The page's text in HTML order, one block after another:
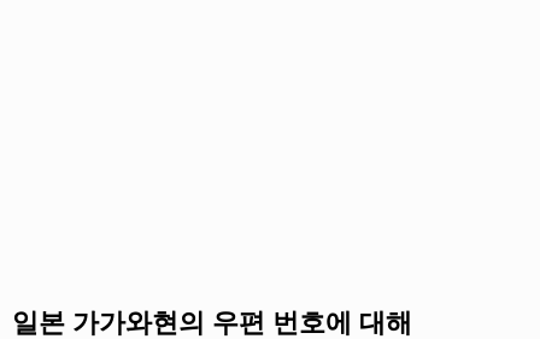
일본 가가와현의 우편 번호에 대해